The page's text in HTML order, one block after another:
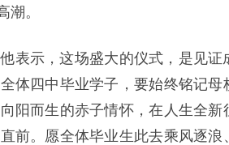
。
表示，这场盛大的仪式，是见证
体四中毕业学子，要始终铭记母
阳而生的赤子情怀，在人生全
前。愿全体毕业生此去乘风逐浪